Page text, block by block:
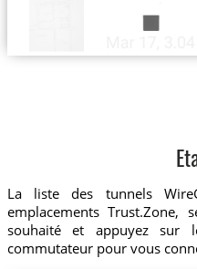
La liste des tunnels
emplacements Trust.Zone,
souhaité et appuyez sur
commutateur pour vous